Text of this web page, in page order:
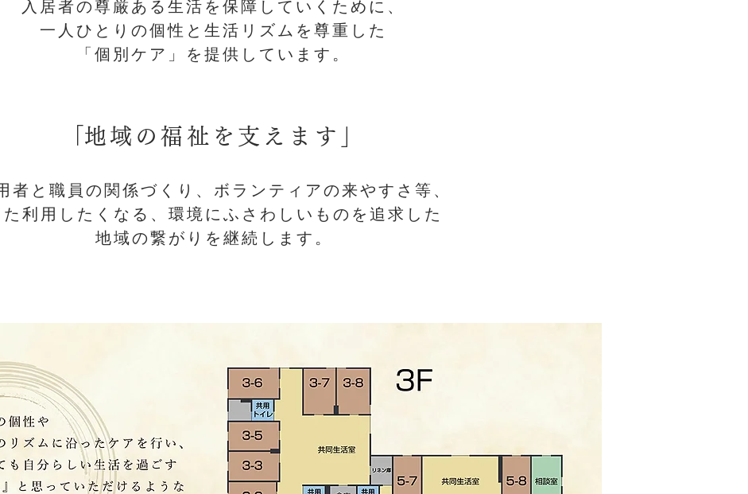
​入居者の尊厳ある生活を保障していくために、
一人ひとりの個性と生活リズムを尊重した
「個別ケア」を提供しています。
​「地域の福祉を支えます」
者と職員の関係づくり、ボランティアの来やすさ等、
た利用したくなる、環境にふさわしいものを追求した
​地域の繋がりを継続します。